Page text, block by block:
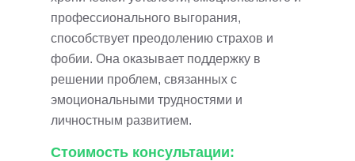
профессионального выгорания,
способствует преодолению страхов и
фобии. Она оказывает поддержку в
решении проблем, связанных с
эмоциональными трудностями и
личностным развитием.
Стоимость консультации: